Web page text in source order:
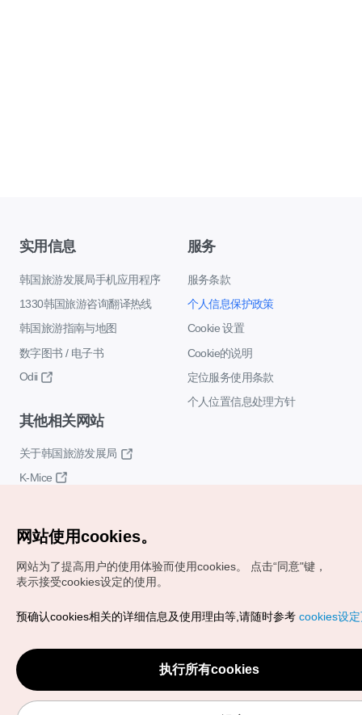
实用信息
韩国旅游发展局手机应用程序
1330韩国旅游咨询翻译热线
韩国旅游指南与地图
数字图书 / 电子书
Odii
服务
服务条款
个人信息保护政策
Cookie 设置
Cookie的说明
定位服务使用条款
个人位置信息处理方针
其他相关网站
关于韩国旅游发展局
K-Mice
Copyrights (c) 韩国旅游发展局版权所有
VISITKOREA官方邮箱
chnsim@knto.or.kr
网站使用cookies。
网站为了提高用户的使用体验而使用cookies。
点击“同意"键，
表示接受cookies设定的使用。
预确认cookies相关的详细信息及使用理由等,请随时参考 cookies设
执行所有cookies